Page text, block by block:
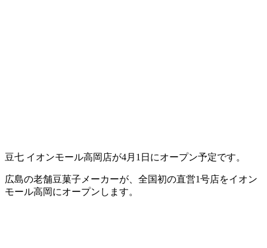
豆七 イオンモール高岡店が4月1日にオープン予定です。
広島の老舗豆菓子メーカーが、全国初の直営1号店をイオン
モール高岡にオープンします。